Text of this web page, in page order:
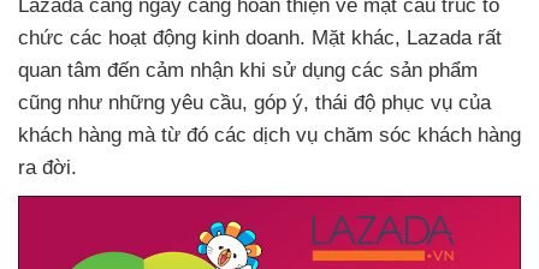
Lazada càng ngày càng hoàn thiện về mặt cấu trúc tổ
chức các hoạt động kinh doanh. Mặt khác, Lazada rất
quan tâm đến cảm nhận khi sử dụng các sản phẩm
cũng như những yêu cầu, góp ý, thái độ phục vụ của
khách hàng mà từ đó các dịch vụ chăm sóc khách hàng
ra đời.